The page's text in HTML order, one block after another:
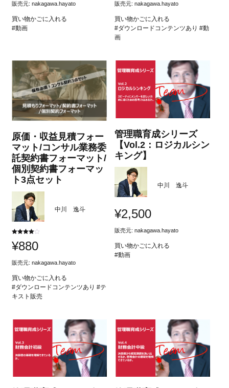
販売元: nakagawa.hayato
買い物かごに入れる
#動画
販売元:nakagawa.hayato
買い物かごに入れる
#ダウンロードコンテンツあり #動
画
原価・収益見積フォー
マット/コンサル業務委
託契約書フォーマット/
個別契約書フォーマッ
ト3点セット
中川 逸斗
4.00
の評価
¥880
販売元: nakagawa.hayato
買い物かごに入れる
#ダウンロードコンテンツあり #テ
キスト販売
管理職育成シリーズ
【Vol.2：ロジカルシン
キング】
中川 逸斗
¥2,500
販売元:nakagawa.hayato
買い物かごに入れる
#動画